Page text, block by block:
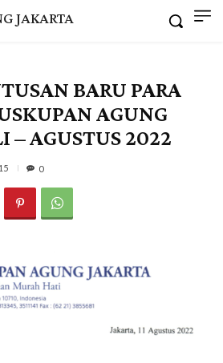
JAKARTA
BARU PARA
AGUNG
– AGUSTUS 2022
0